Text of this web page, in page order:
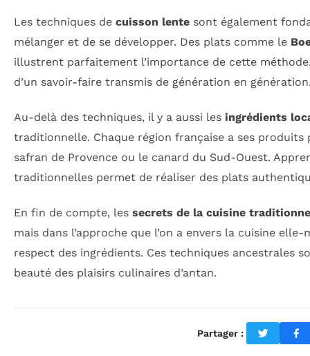
Les techniques de cuisson lente sont également
mélanger et de se développer. Des plats comme le
illustrent parfaitement l’importance de cette
d’un savoir-faire transmis de génération en
Au-delà des techniques, il y a aussi les ingrédients
traditionnelle. Chaque région française a ses
safran de Provence ou le canard du Sud-Ouest.
traditionnelles permet de réaliser des plats
En fin de compte, les secrets de la cuisine
mais dans l’approche que l’on a envers la cuisine
respect des ingrédients. Ces techniques ancestrales
beauté des plaisirs culinaires d’antan.
Partager :